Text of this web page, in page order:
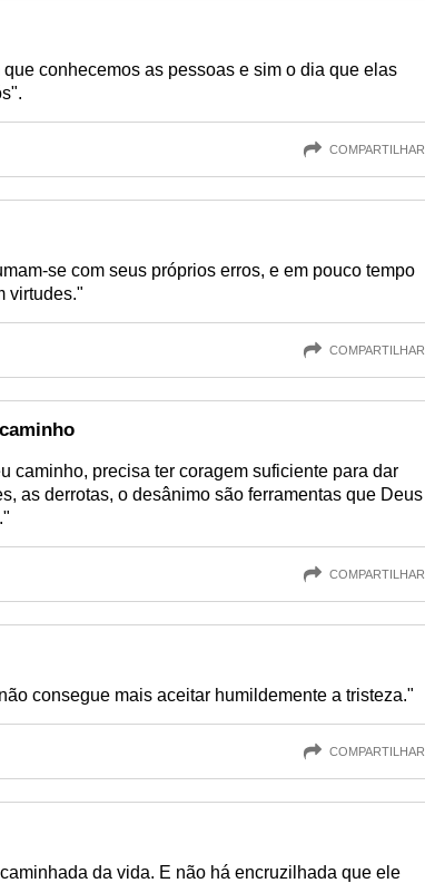
conhecemos as pessoas e sim o dia que elas
COMPARTILHAR
se com seus próprios erros, e em pouco tempo
virtudes."
COMPARTILHAR
caminho, precisa ter coragem suficiente para dar
as derrotas, o desânimo são ferramentas que Deus
COMPARTILHAR
consegue mais aceitar humildemente a tristeza."
COMPARTILHAR
da vida. E não há encruzilhada que ele